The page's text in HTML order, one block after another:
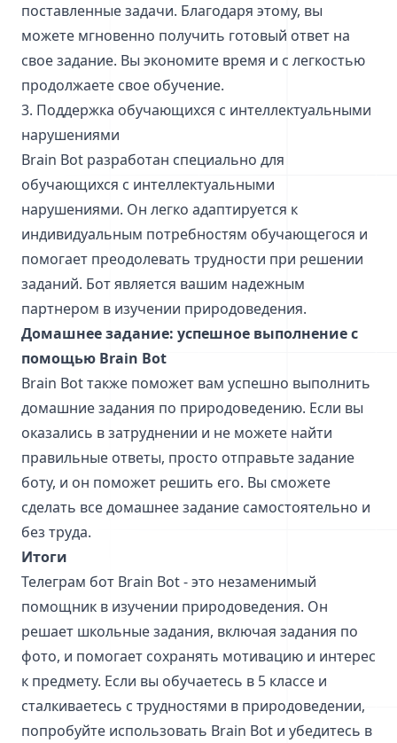
поставленные задачи. Благодаря этому, вы
можете мгновенно получить готовый ответ на
свое задание. Вы экономите время и с легкостью
продолжаете свое обучение.
3. Поддержка обучающихся с интеллектуальными
нарушениями
Brain Bot разработан специально для
обучающихся с интеллектуальными
нарушениями. Он легко адаптируется к
индивидуальным потребностям обучающегося и
помогает преодолевать трудности при решении
заданий. Бот является вашим надежным
партнером в изучении природоведения.
Домашнее задание: успешное выполнение с
помощью Brain Bot
Brain Bot также поможет вам успешно выполнить
домашние задания по природоведению. Если вы
оказались в затруднении и не можете найти
правильные ответы, просто отправьте задание
боту, и он поможет решить его. Вы сможете
сделать все домашнее задание самостоятельно и
без труда.
Итоги
Телеграм бот Brain Bot - это незаменимый
помощник в изучении природоведения. Он
решает школьные задания, включая задания по
фото, и помогает сохранять мотивацию и интерес
к предмету. Если вы обучаетесь в 5 классе и
сталкиваетесь с трудностями в природоведении,
попробуйте использовать Brain Bot и убедитесь в